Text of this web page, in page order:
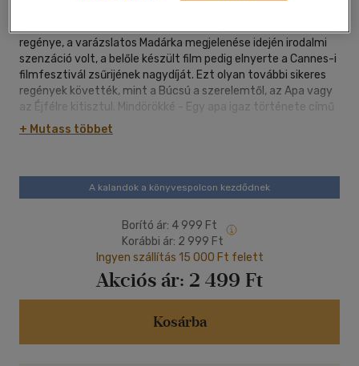
regénye, a varázslatos Madárka megjelenése idején irodalmi
szenzáció volt, a belőle készült film pedig elnyerte a Cannes-i
filmfesztivál zsűrijének nagydíját. Ezt olyan további sikeres
regények követték, mint a Búcsú a szerelemtől, az Apa vagy
az Éjfélre kitisztul. Mindörökké - Egy apa igaz története című
művében lánya és unokái tragédiáját dolgozta fel.
A Lakóhajó a Szajnán szintén önéletrajzi mű: a szerző és
amikor az 1970-es évek közepén úgy döntöttek: lakóhajón
fognak élni. Feladják párizsi lakásukat, vásárolnak egy leégett
lakóhajót olcsón, és a Szajnára költöznek. A hajót azonban
előbb valóban lakhatóvá kell tenni, ami a vártnál több
akadályt gördít eléjük - és sokkal tovább tart.
Miközben Wharton a festményeiből finanszírozza az életüket,
a hajó elsüllyed, állandóan szivárog, mindig kell rajta javítani
valamit, jön egy árvíz, aztán lángvágóval ablakokat kell vágni,
lépcsőt kell építeni, pallóhidat kell javítani... - mi pedig az
ezermester munka és a francia életvitel legapróbb részleteit
is megismerjük, de mindezt a szerző sajátos stílusában, tele
+ Mutass többet
A kalandok a könyvespolcon kezdődnek
Borító ár: 4 999 Ft
Korábbi ár: 2 999 Ft
Ingyen szállítás 15 000 Ft felett
Akciós ár: 2 499 Ft
Kosárba